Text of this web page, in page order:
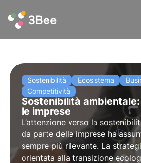
Sostenibilità Ecosistema
Competitività
Sostenibilità
le imprese
L’attenzione verso la
da parte delle imprese ha
sempre più rilevante. La
orientata alla transizione